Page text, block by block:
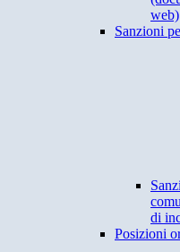
web)
Sanzioni
di
Posizioni